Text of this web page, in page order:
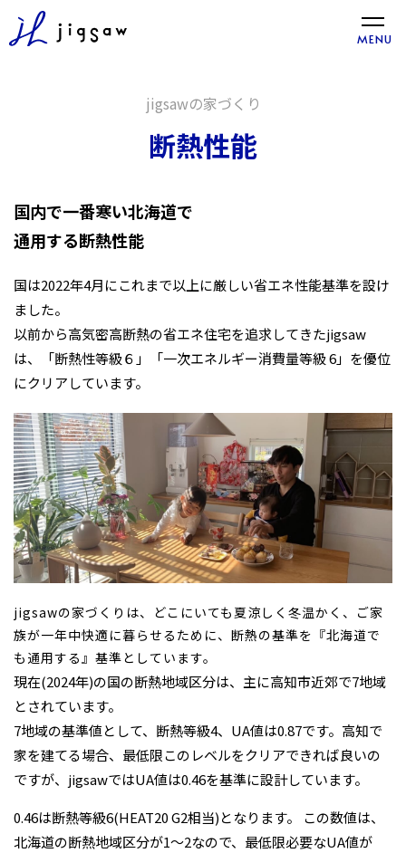
toggle
MENU
jigsawの家づくり
断熱性能
国内で一番寒い北海道で
通用する断熱性能
国は2022年4月にこれまで以上に厳しい省エネ性能基準を設け
ました。
以前から高気密高断熱の省エネ住宅を追求してきたjigsaw
は、「断熱性等級６」
「一次エネルギー消費量等級 6」を優位
にクリアしています。
jigsawの家づくりは、どこにいても夏涼しく冬温かく、ご家
族が一年中快適に暮らせるために、断熱の基準を『北海道で
も通用する』基準としています。
現在(2024年)の国の断熱地域区分は、主に高知市近郊で7地域
とされています。
7地域の基準値として、断熱等級4、UA値は0.87です。高知で
家を建てる場合、最低限このレベルをクリアできれば良いの
ですが、jigsawではUA値は0.46を基準に設計しています。
0.46は断熱等級6(HEAT20 G2相当)となります。 この数値は、
北海道の断熱地域区分が1〜2なので、最低限必要なUA値が